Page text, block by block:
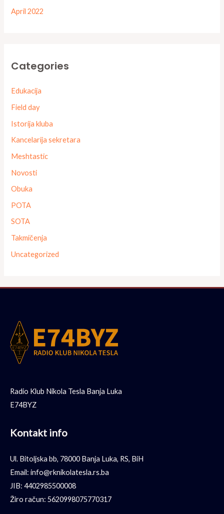
April 2022
Categories
Edukacija
Field day
Istorija kluba
Kancelarija sekretara
Meshtastic
Novosti
Obuka
POTA
SOTA
Takmičenja
Uncategorized
Radio Klub Nikola Tesla Banja Luka
E74BYZ
Kontakt info
Ul. Bitoljska bb, 78000 Banja Luka, RS, BiH
Email: info@rknikolatesla.rs.ba
JIB: 4402985500008
Žiro račun: 5620998075770317